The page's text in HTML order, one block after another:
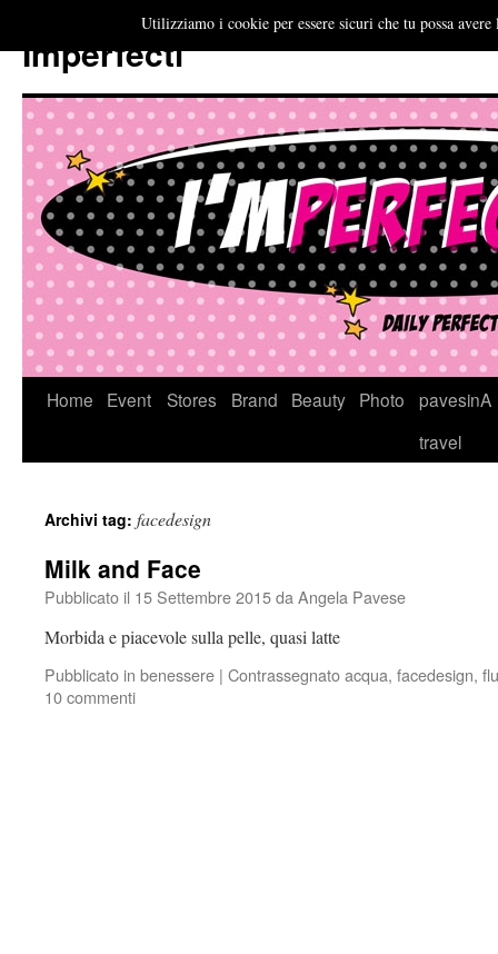
Imperfecti
VaiHome Event Stores Brand Beauty Photo
pavesinA
travel
Archivi tag: facedesign
Milk and Face
Pubblicato il 15 Settembre 2015da Angela Pavese
Morbida e piacevole sulla pelle, quasi latte
Pubblicato in benessere | Contrassegnatoacqua, facedesign,
10 commenti
Utilizziamo i cookie per essere sicuri che tu possa